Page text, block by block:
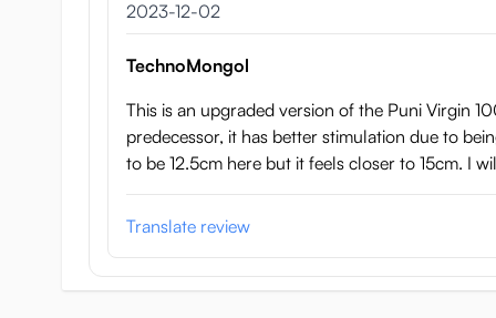
Tillverkad i Japan av G-Project
2 december 2023
2023-12-02
TechnoMongol
This is an upgraded version of the Puni Virgin
predecessor, it has better stimulation due to
to be 12.5cm here but it feels closer to 15cm. I
Translate review